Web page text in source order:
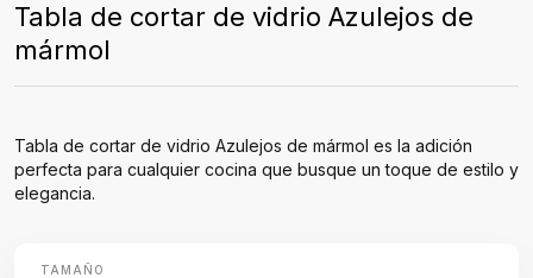
Tabla de cortar de vidrio Azulejos de
mármol
Tabla de cortar de vidrio Azulejos de mármol es la adición
perfecta para cualquier cocina que busque un toque de estilo y
elegancia.
TAMAÑO